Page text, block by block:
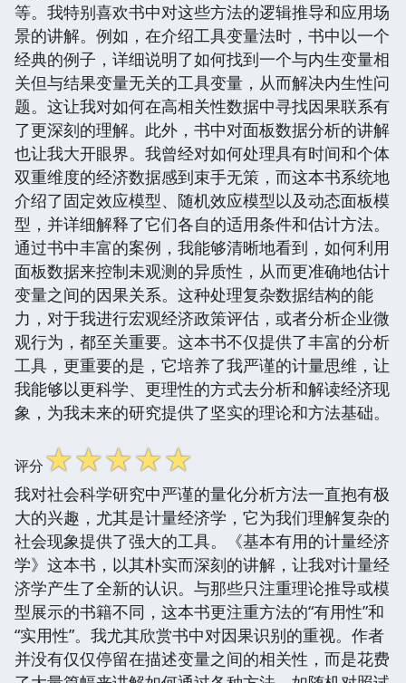
等。我特别喜欢书中对这些方法的逻辑推导和应用场
景的讲解。例如，在介绍工具变量法时，书中以一个
经典的例子，详细说明了如何找到一个与内生变量相
关但与结果变量无关的工具变量，从而解决内生性问
题。这让我对如何在高相关性数据中寻找因果联系有
了更深刻的理解。此外，书中对面板数据分析的讲解
也让我大开眼界。我曾经对如何处理具有时间和个体
双重维度的经济数据感到束手无策，而这本书系统地
介绍了固定效应模型、随机效应模型以及动态面板模
型，并详细解释了它们各自的适用条件和估计方法。
通过书中丰富的案例，我能够清晰地看到，如何利用
面板数据来控制未观测的异质性，从而更准确地估计
变量之间的因果关系。这种处理复杂数据结构的能
力，对于我进行宏观经济政策评估，或者分析企业微
观行为，都至关重要。这本书不仅提供了丰富的分析
工具，更重要的是，它培养了我严谨的计量思维，让
我能够以更科学、更理性的方式去分析和解读经济现
象，为我未来的研究提供了坚实的理论和方法基础。
评分☆☆☆☆☆
我对社会科学研究中严谨的量化分析方法一直抱有极
大的兴趣，尤其是计量经济学，它为我们理解复杂的
社会现象提供了强大的工具。《基本有用的计量经济
学》这本书，以其朴实而深刻的讲解，让我对计量经
济学产生了全新的认识。与那些只注重理论推导或模
型展示的书籍不同，这本书更注重方法的“有用性”和
“实用性”。我尤其欣赏书中对因果识别的重视。作者
并没有仅仅停留在描述变量之间的相关性，而是花费